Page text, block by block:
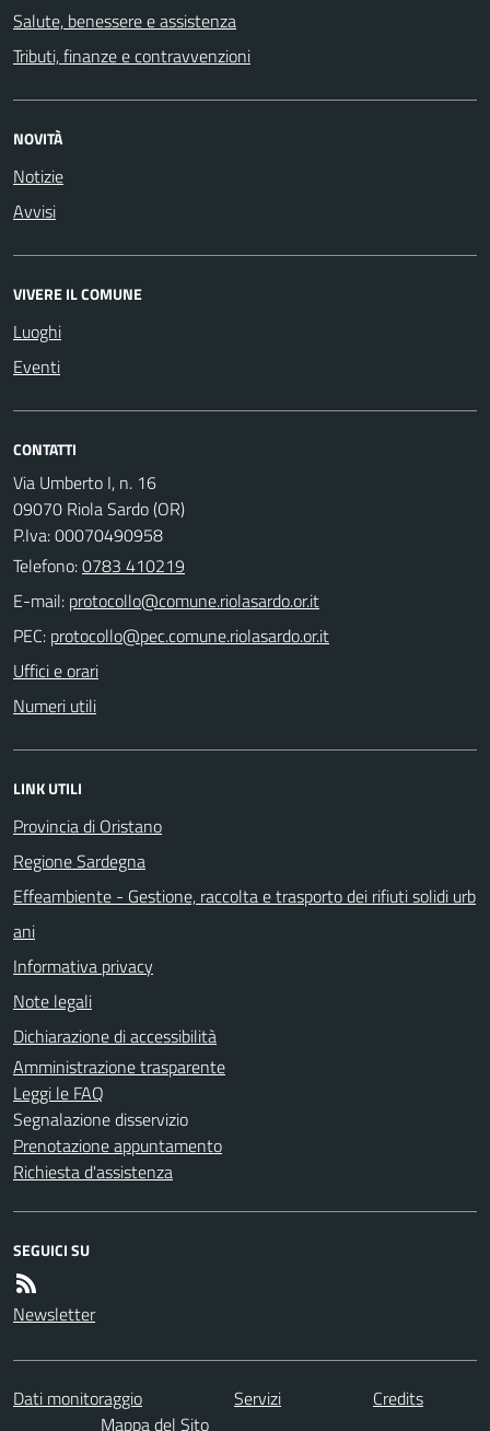
Salute, benessere e assistenza
Tributi, finanze e contravvenzioni
NOVITÀ
Notizie
Avvisi
VIVERE IL COMUNE
Luoghi
Eventi
CONTATTI
Via Umberto I, n. 16
09070 Riola Sardo (OR)
P.Iva: 00070490958
Telefono:0783 410219
E-mail:
PEC:
Uffici e orari
Numeri utili
LINK UTILI
Provincia di Oristano
Regione Sardegna
Effeambiente - Gestione, raccolta e trasporto dei rifiuti solidi urb
ani
Informativa privacy
Note legali
Dichiarazione di accessibilità
Amministrazione trasparente
Leggi le FAQ
Segnalazione disservizio
Prenotazione appuntamento
Richiesta d'assistenza
SEGUICI SU
Newsletter
Dati monitoraggio Servizi
Credits
Mappa del Sito